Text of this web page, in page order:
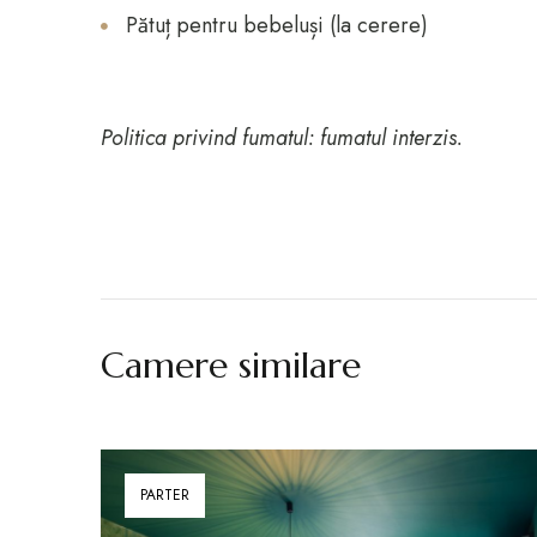
Pătuț pentru bebeluși (la cerere)
Politica privind fumatul: fumatul interzis.
Camere similare
PARTER